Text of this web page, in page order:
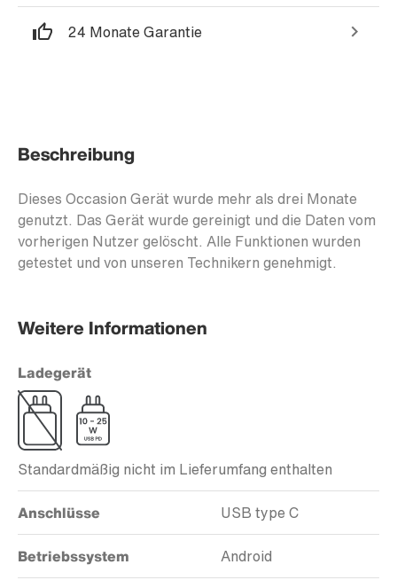
24 Monate Garantie
Beschreibung
Dieses Occasion Gerät wurde mehr als drei Monate
genutzt. Das Gerät wurde gereinigt und die Daten vom
vorherigen Nutzer gelöscht. Alle Funktionen wurden
getestet und von unseren Technikern genehmigt.
Weitere Informationen
Ladegerät
Standardmäßig nicht im Lieferumfang enthalten
Anschlüsse USB type C
Betriebssystem Android